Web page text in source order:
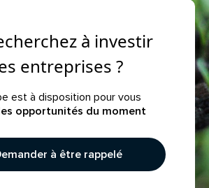
à investir
entreprises ?
est à disposition pour vous
opportunités du moment
à être rappelé